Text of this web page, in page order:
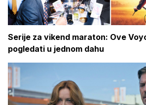
Serije za vikend maraton: Ove
pogledati u jednom dahu